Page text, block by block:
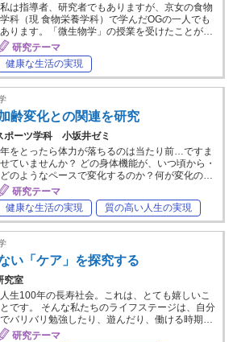
私は指導者、研究者でもありますが、京女の食物
学科（現 食物栄養学科）で学んだOGの一人でも
あります。「微生物学」の授業を受けたことが…
研究テーマ
健康な生活の実現
齢変化との関連を研究
ーツ学科 小坂井ゼミ
年をとったら体力が落ちるのは当たり前…ですま
せていませんか？ どの身体機能が、いつ頃から・
どのようなペースで変化するのか？何が変化の…
研究テーマ
健康な生活の実現
質の高い人生の実現
い「ケア」を探究する
究室
人生100年の長寿社会。これは、とても嬉しいこ
とです。 そんな私たちのライフステージは、自分
でバリバリ勉強したり、遊んだり、働ける時期…
研究テーマ